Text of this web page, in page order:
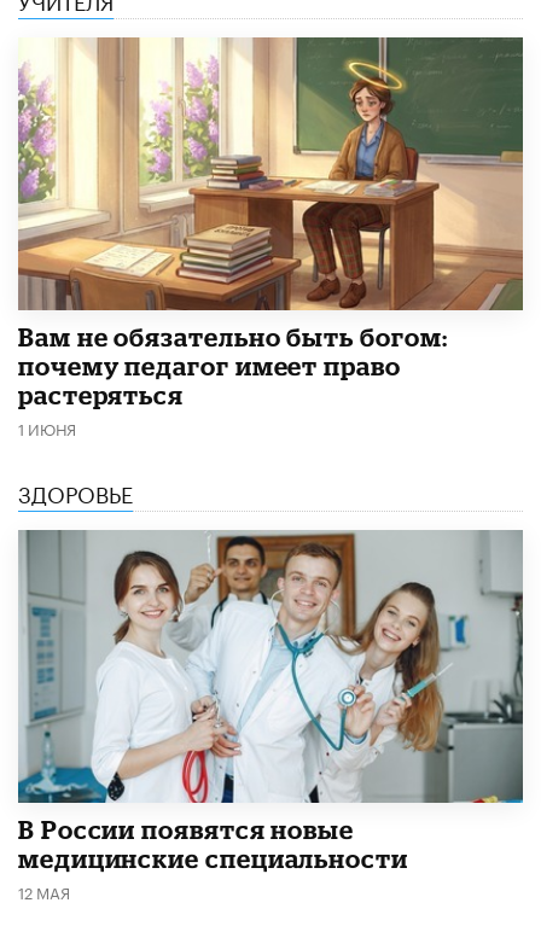
​Вам не обязательно быть богом:
почему педагог имеет право
растеряться
1 ИЮНЯ
ЗДОРОВЬЕ
В России появятся новые
медицинские специальности
12 МАЯ